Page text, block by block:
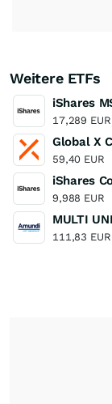
Weitere ETFs
17,289 EUR
59,40 EUR
9,988 EUR
111,83 EUR